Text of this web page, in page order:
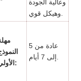
وعالية الجودة
الأولي:
عادة من 5